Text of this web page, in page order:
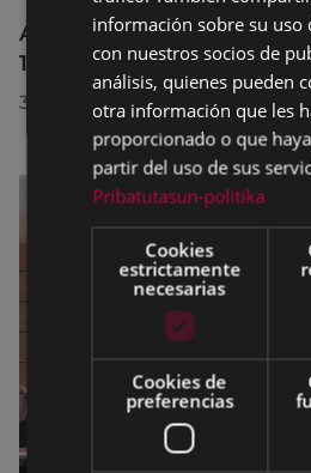
Afecciones al tráfico en la
10 al 23 de agosto, por
30/07/2026
información sobre su uso
con nuestros socios de
análisis, quienes pueden
otra información que les
proporcionado o que
partir del uso de sus
Pribatutasun-politika
Cookies
estrictamente
necesarias
Cookies de
preferencias